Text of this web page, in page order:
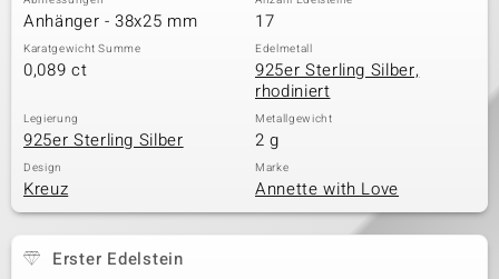
Anhänger - 38x25 mm 17
Karatgewicht Summe
0,089 ct
Edelmetall
925er Sterling Silber,
rhodiniert
Legierung
925er Sterling Silber
Metallgewicht
2 g
Design
Kreuz
Marke
Annette with Love
Erster Edelstein